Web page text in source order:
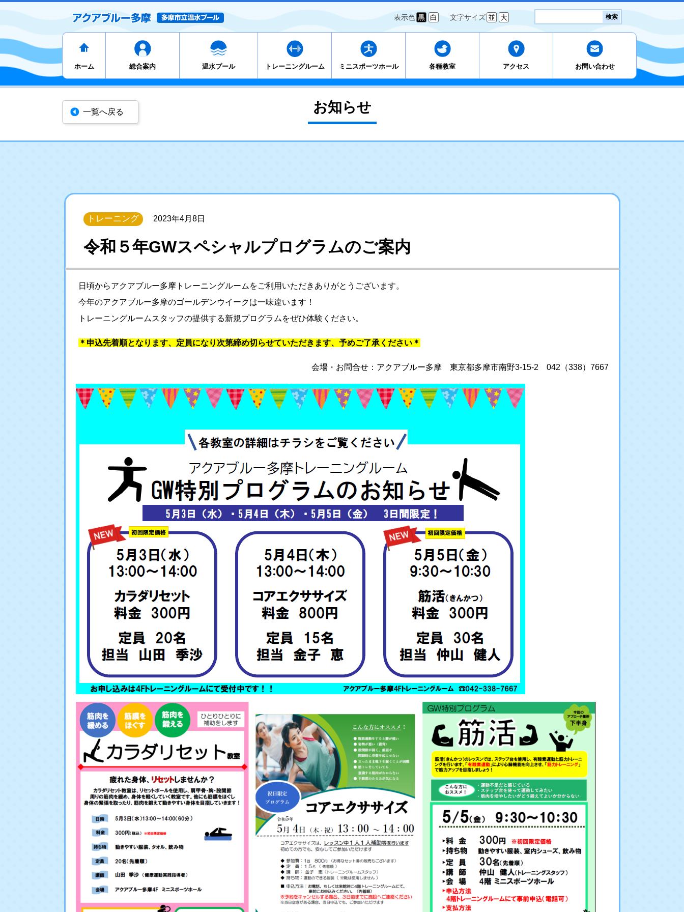
表示色 黒 白 文字サイズ 並 大 検索
ホーム 総合案内 温水プール トレーニングルーム ミニスポーツホール 各種教室 アクセス お問い合わせ
一覧へ戻る お知らせ
トレーニング 2023年4月8日
令和５年GWスペシャルプログラムのご案内
日頃からアクアブルー多摩トレーニングルームをご利用いただきありがとうございます。
今年のアクアブルー多摩のゴールデンウイークは一味違います！
トレーニングルームスタッフの提供する新規プログラムをぜひ体験ください。
＊申込先着順となります、定員になり次第締め切らせていただきます、予めご了承ください＊
会場・お問合せ：アクアブルー多摩 東京都多摩市南野3-15-2 042（338）7667